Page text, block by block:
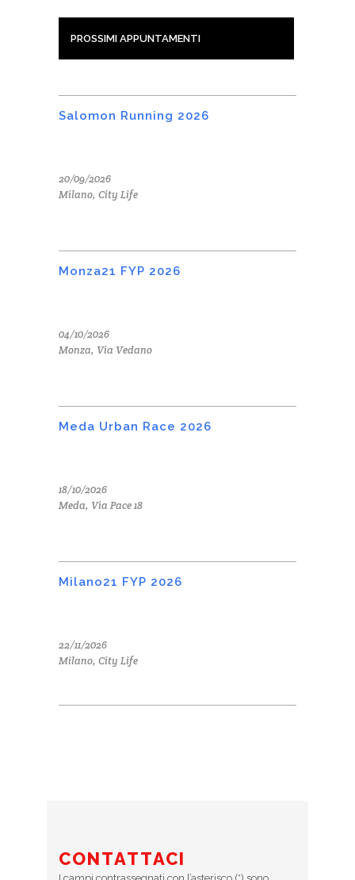
PROSSIMI APPUNTAMENTI
Salomon Running 2026
20/09/2026
Milano, City Life
Monza21 FYP 2026
04/10/2026
Monza, Via Vedano
Meda Urban Race 2026
18/10/2026
Meda, Via Pace 18
Milano21 FYP 2026
22/11/2026
Milano, City Life
CONTATTACI